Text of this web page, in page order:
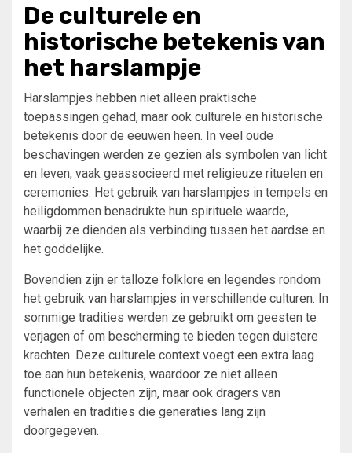
De culturele en
historische betekenis van
het harslampje
Harslampjes hebben niet alleen praktische
toepassingen gehad, maar ook culturele en historische
betekenis door de eeuwen heen. In veel oude
beschavingen werden ze gezien als symbolen van licht
en leven, vaak geassocieerd met religieuze rituelen en
ceremonies. Het gebruik van harslampjes in tempels en
heiligdommen benadrukte hun spirituele waarde,
waarbij ze dienden als verbinding tussen het aardse en
het goddelijke.
Bovendien zijn er talloze folklore en legendes rondom
het gebruik van harslampjes in verschillende culturen. In
sommige tradities werden ze gebruikt om geesten te
verjagen of om bescherming te bieden tegen duistere
krachten. Deze culturele context voegt een extra laag
toe aan hun betekenis, waardoor ze niet alleen
functionele objecten zijn, maar ook dragers van
verhalen en tradities die generaties lang zijn
doorgegeven.